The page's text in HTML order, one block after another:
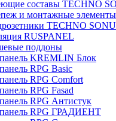
составы TECHNO
и монтажные
TECHNO
RUSPANEL
поддоны
KREMLIN Блок
RPG Basic
RPG Comfort
RPG Fasad
RPG Антистук
RPG ГРАДИЕНТ